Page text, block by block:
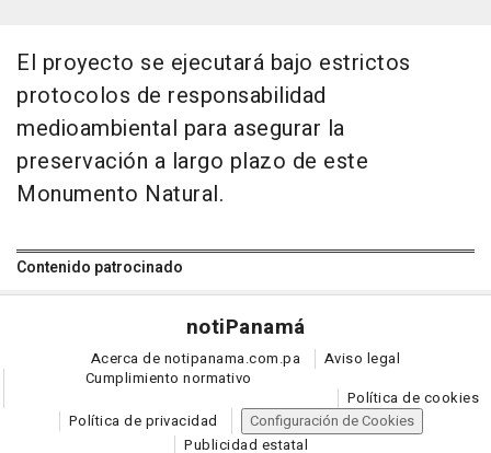
El proyecto se ejecutará bajo estrictos
protocolos de responsabilidad
medioambiental para asegurar la
preservación a largo plazo de este
Monumento Natural.
Contenido patrocinado
notiPanamá
Acerca de notipanama.com.pa
Aviso legal
Cumplimiento normativo
Política de cookies
Política de privacidad
Configuración de Cookies
Publicidad estatal